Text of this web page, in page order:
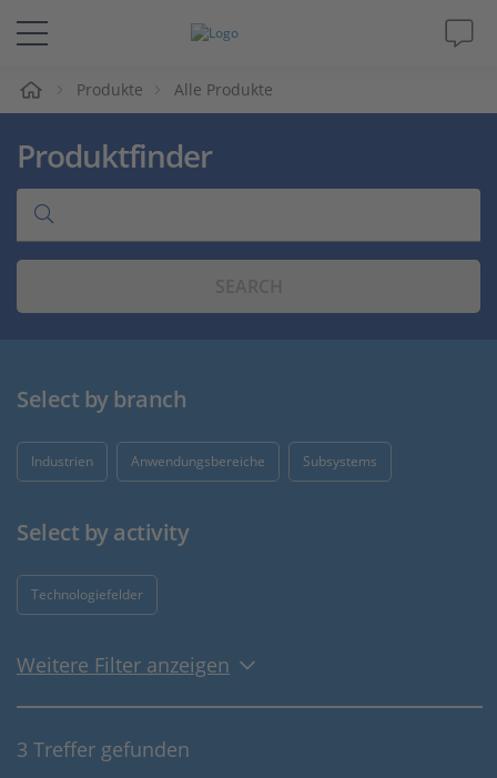
Lösungen & Produkte
Support
Videos
Karriere
Produkte Alle Produkte
Produktfinder
Select by branch
Industrien Anwendungsbereiche Subsystems
Select by activity
Technologiefelder
Weitere Filter anzeigen
3 Treffer gefunden